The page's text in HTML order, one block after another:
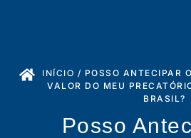
INÍCIO / POSSO ANTECIPAR
VALOR DO MEU
BRASIL?
Posso